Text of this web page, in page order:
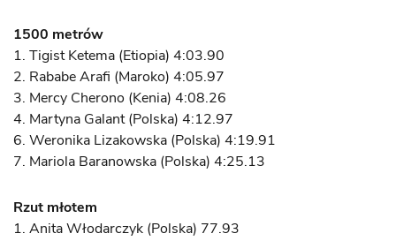
1500 metrów
1. Tigist Ketema (Etiopia) 4:03.90
2. Rababe Arafi (Maroko) 4:05.97
3. Mercy Cherono (Kenia) 4:08.26
4. Martyna Galant (Polska) 4:12.97
6. Weronika Lizakowska (Polska) 4:19.91
7. Mariola Baranowska (Polska) 4:25.13
Rzut młotem
1. Anita Włodarczyk (Polska) 77.93